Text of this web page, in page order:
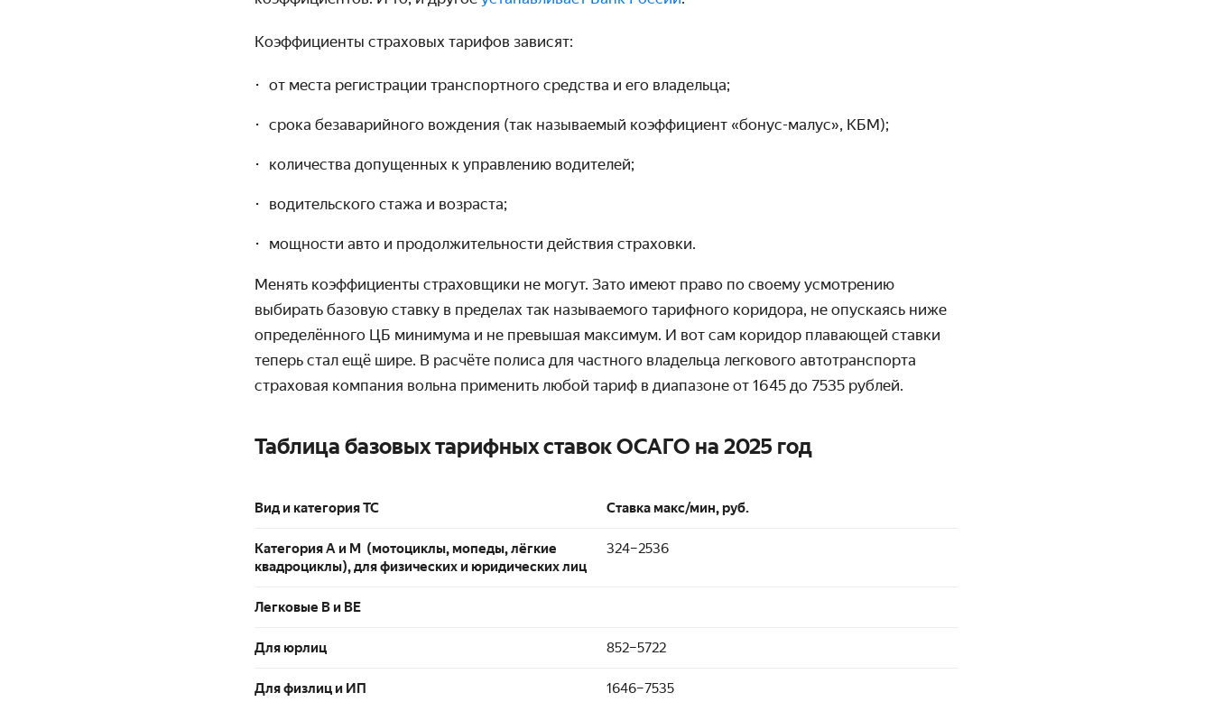
Коэффициенты страховых тарифов зависят:
от места регистрации транспортного средства и его владельца;
срока безаварийного вождения (так называемый коэффициент «бонус-малус», КБМ);
количества допущенных к управлению водителей;
водительского стажа и возраста;
мощности авто и продолжительности действия страховки.
Менять коэффициенты страховщики не могут. Зато имеют право по своему усмотрению
выбирать базовую ставку в пределах так называемого тарифного коридора, не опускаясь ниже
определённого ЦБ минимума и не превышая максимум. И вот сам коридор плавающей ставки
теперь стал ещё шире. В расчёте полиса для частного владельца легкового автотранспорта
страховая компания вольна применить любой тариф в диапазоне от 1645 до 7535 рублей.
Таблица базовых тарифных ставок ОСАГО на 2025 год
Вид и категория ТС Ставка макс/мин, руб.
Категория А и М (мотоциклы, мопеды, лёгкие
квадроциклы), для физических и юридических лиц
324–2536
Легковые В и ВЕ
Для юрлиц 852–5722
Для физлиц и ИП 1646–7535